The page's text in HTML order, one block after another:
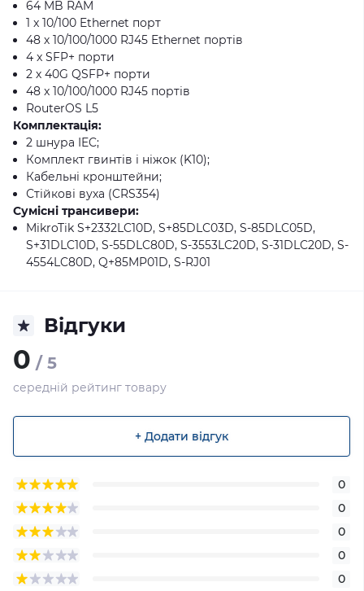
64 MB RAM
1 x 10/100 Ethernet порт
48 х 10/100/1000 RJ45 Ethernet портів
4 x SFP+ порти
2 х 40G QSFP+ порти
48 x 10/100/1000 RJ45 портів
RouterOS L5
Комплектація:
2 шнура IEC;
Комплект гвинтів і ніжок (K10);
Кабельні кронштейни;
Стійкові вуха (CRS354)
Сумісні трансивери:
MikroTik S+2332LC10D, S+85DLC03D, S-85DLC05D,
S+31DLC10D, S-55DLC80D, S-3553LC20D, S-31DLC20D, S-
4554LC80D, Q+85MP01D, S-RJ01
Відгуки
0 / 5
середній рейтинг товару
+ Додати відгук
0
0
0
0
0